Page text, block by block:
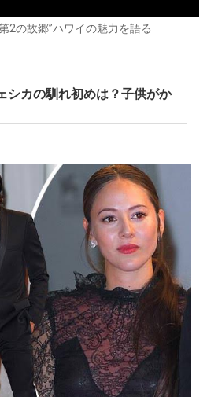
2の故郷”ハワイの魅力を語る
シカの馴れ初めは？子供がか